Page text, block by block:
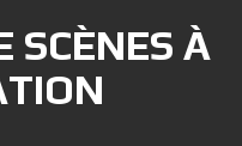
SCÈNES À